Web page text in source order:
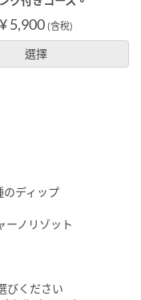
¥ 5,900 (含稅)
選擇
のディップ
ーノリゾット
びください